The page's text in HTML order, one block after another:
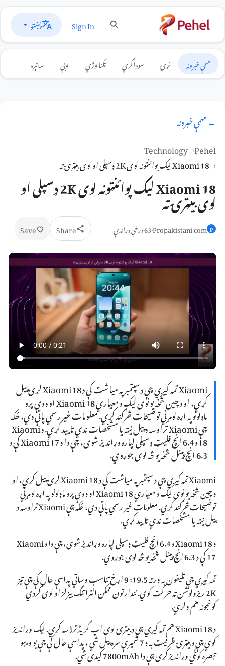
Sign In پښتو
مهمې خبرونه نړۍ سوداګري ټکنالوژي لوبې ساتېره
← مهمې خبرونه
Pehel
Technology
Xiaomi 18 لیک پوائنټونه لوی 2K ډسپلی او لوی بیټرۍ ته
Xiaomi 18 لیک پوائنټونه لوی 2K ډسپلی او لوی بیټرۍ ته
P
Propakistani.com
·63 ورځې وړاندې Share
Save
Xiaomi تمه کیږي چې د سپتمبر په میاشت کې د Xiaomi 18 لړۍ پیل
کړي، او د چین څخه یو نوی لیک د معیاري Xiaomi 18 او د دې پرو
ماډلونو په اړه لومړني توضیحات څرګند کړي. معلومات غیر رسمي پاتې دي، ځکه
چې Xiaomi تراوسه د پیل نیټه یا مشخصات ندي تایید کړي. د Xiaomi
18 د 6.4 انچ فلیټ ډسپلی لپاره وړاندیز شوی، چې دا د Xiaomi 17 کې د
6.3 انچ پینل څخه یو څه لوی جوړوي.
Xiaomi تمه کیږي چې د سپتمبر په میاشت کې د Xiaomi 18 لړۍ پیل کړي، او
د چین څخه یو نوی لیک د معیاري Xiaomi 18 او د دې پرو ماډلونو په اړه لومړني
توضیحات څرګند کړي. معلومات غیر رسمي پاتې دي، ځکه چې Xiaomi تراوسه د
پیل نیټه یا مشخصات ندي تایید کړي.
د Xiaomi 18 د 6.4 انچ فلیټ ډسپلی لپاره وړاندیز شوی، چې دا د Xiaomi
17 کې د 6.3 انچ پینل څخه یو څه لوی جوړوي.
تمه کیږي چې تلیفون به ورته 19.5: 9 اړخ تناسب وساتي پداسې حال کې چې تیز
2K ریزولوشن ته حرکت کوي. نندارتون ممکن الټرا تنگ بیزلز او لوی ګردي
کونجونه هم ولري.
د Xiaomi 18 هم تمه کیږي چې د بیټرۍ لوی اپ گریڈ ترلاسه کړي. لیک وړاندیز
کوي چې د بیټرۍ ظرفیت به د 7 شمیرې سره پیل شي ، پداسې حال کې چې یو ویبو
تبصره کونکي وړاندیز کړی چې دا 7800mAh کیدی شي.